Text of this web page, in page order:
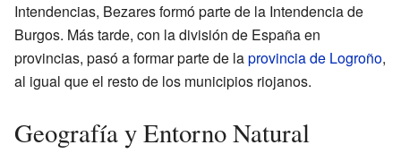
Intendencias, Bezares formó parte de la Intendencia de
Burgos. Más tarde, con la división de España en
provincias, pasó a formar parte de laprovincia de Logroño,
al igual que el resto de los municipios riojanos.
Geografía y Entorno Natural